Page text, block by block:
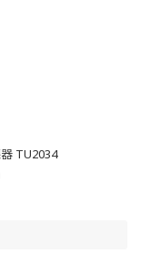
TU2034